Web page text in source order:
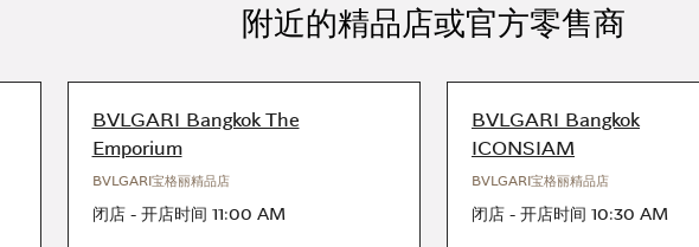
附近的精品店或官方零售商
BVLGARI Bangkok The
Emporium
BVLGARI宝格丽精品店
闭店- 开店时间 11:00 AM
BVLGARI Bangkok
ICONSIAM
BVLGARI宝格丽精品店
闭店 - 开店时间 10:30 AM